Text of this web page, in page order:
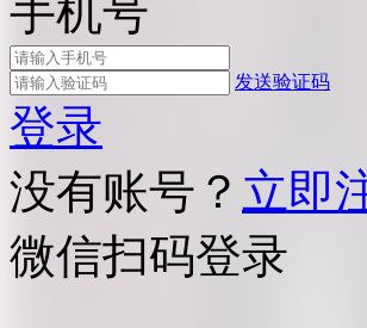
手机号
发送验证码
登录
没有账号？ 立即
微信扫码登录